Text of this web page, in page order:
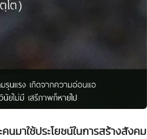
มาใช้ประโยชน์ในการสร้างสังคม